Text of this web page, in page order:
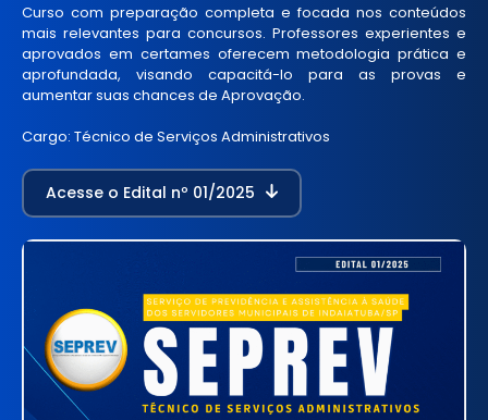
Curso com preparação completa e focada nos conteúdos
mais relevantes para concursos. Professores experientes e
aprovados em certames oferecem metodologia prática e
aprofundada, visando capacitá-lo para as provas e
aumentar suas chances de Aprovação.
Cargo: Técnico de Serviços Administrativos
Acesse o Edital nº 01/2025